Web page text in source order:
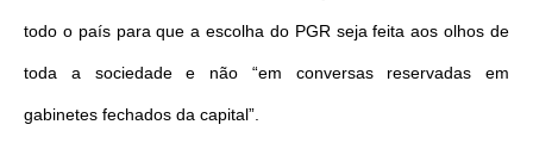
todo o país para que a escolha do PGR seja feita aos olhos de
toda a sociedade e não “em conversas reservadas em
gabinetes fechados da capital”.